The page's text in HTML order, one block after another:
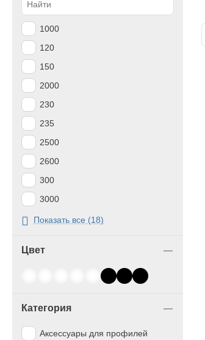
1000
120
150
2000
230
235
2500
2600
300
3000
3200
4
69
75
Показать все (18)
Цвет
Категория
Аксессуары для профилей